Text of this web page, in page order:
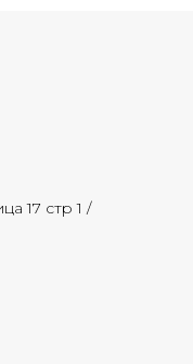
17 стр 1 /